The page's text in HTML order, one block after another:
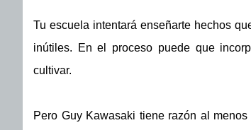
Tu escuela intentará enseñarte hechos
inútiles. En el proceso puede que
cultivar.
Pero Guy Kawasaki tiene razón al